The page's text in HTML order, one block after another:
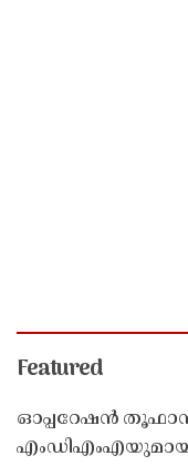
Featured
ഓപ്പറേഷൻ